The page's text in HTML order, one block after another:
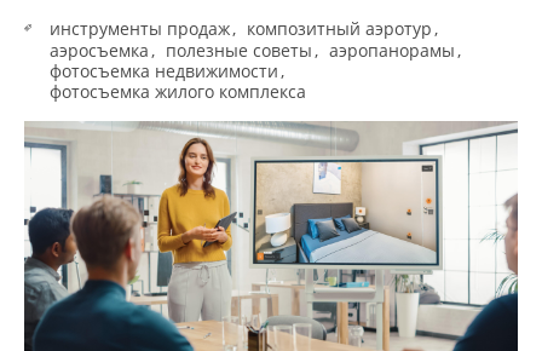
инструменты продаж
композитный аэротур
аэросъемка
полезные советы
аэропанорамы
фотосъемка недвижимости
фотосъемка жилого комплекса